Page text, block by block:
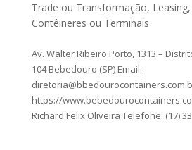
Trade ou Transformação, Leasing,
Contêineres ou Terminais
Av. Walter Ribeiro Porto, 1313 –
104 Bebedouro (SP) Email:
https://
Richard Felix Oliveira Telefone: (17)